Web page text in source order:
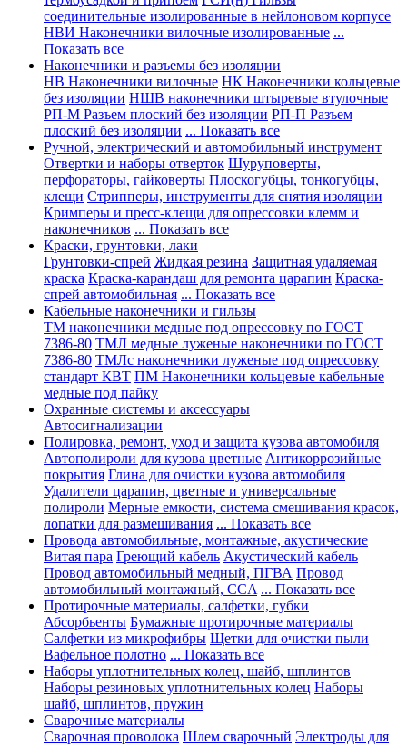
соединительные изолированные в нейлоновом корпусе
НВИ Наконечники вилочные изолированные ...
Показать все
Наконечники и разъемы без изоляции
НВ Наконечники вилочные НК Наконечники кольцевые
без изоляции НШВ наконечники штыревые втулочные
РП-М Разъем плоский без изоляции РП-П Разъем
плоский без изоляции ... Показать все
Ручной, электрический и автомобильный инструмент
Отвертки и наборы отверток Шуруповерты,
перфораторы, гайковерты Плоскогубцы, тонкогубцы,
клещи Стрипперы, инструменты для снятия изоляции
Кримперы и пресс-клещи для опрессовки клемм и
наконечников ... Показать все
Краски, грунтовки, лаки
Грунтовки-спрей Жидкая резина Защитная удаляемая
краска Краска-карандаш для ремонта царапин Краска-
спрей автомобильная ... Показать все
Кабельные наконечники и гильзы
ТМ наконечники медные под опрессовку по ГОСТ
7386-80 ТМЛ медные луженые наконечники по ГОСТ
7386-80 ТМЛс наконечники луженые под опрессовку
стандарт КВТ ПМ Наконечники кольцевые кабельные
медные под пайку
Охранные системы и аксессуары
Автосигнализации
Полировка, ремонт, уход и защита кузова автомобиля
Автополироли для кузова цветные Антикоррозийные
покрытия Глина для очистки кузова автомобиля
Удалители царапин, цветные и универсальные
полироли Мерные емкости, система смешивания красок,
лопатки для размешивания ... Показать все
Провода автомобильные, монтажные, акустические
Витая пара Греющий кабель Акустический кабель
Провод автомобильный медный, ПГВА Провод
автомобильный монтажный, CCA ... Показать все
Протирочные материалы, салфетки, губки
Абсорбьенты Бумажные протирочные материалы
Салфетки из микрофибры Щетки для очистки пыли
Вафельное полотно ... Показать все
Наборы уплотнительных колец, шайб, шплинтов
Наборы резиновых уплотнительных колец Наборы
шайб, шплинтов, пружин
Сварочные материалы
Сварочная проволока Шлем сварочный Электроды для